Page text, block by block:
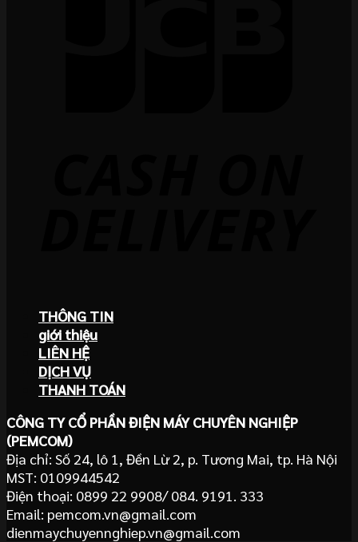
THÔNG TIN
giới thiệu
LIÊN HỆ
DỊCH VỤ
THANH TOÁN
CÔNG TY CỔ PHẦN ĐIỆN MÁY CHUYÊN NGHIỆP
(PEMCOM)
Địa chỉ: Số 24, lô 1, Đền Lừ 2, p. Tương Mai, tp. Hà Nội
MST: 0109944542
Điện thoại: 0899 22 9908/ 084. 9191. 333
Email: pemcom.vn@gmail.com
dienmaychuyennghiep.vn@gmail.com